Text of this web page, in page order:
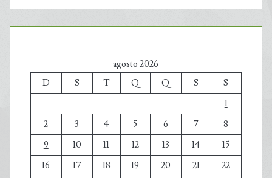
agosto 2026
D
S T Q Q S
S
1
2
3 4 5 6 7
8
9
10 11 12 13 14
15
16
17 18 19 20 21
22